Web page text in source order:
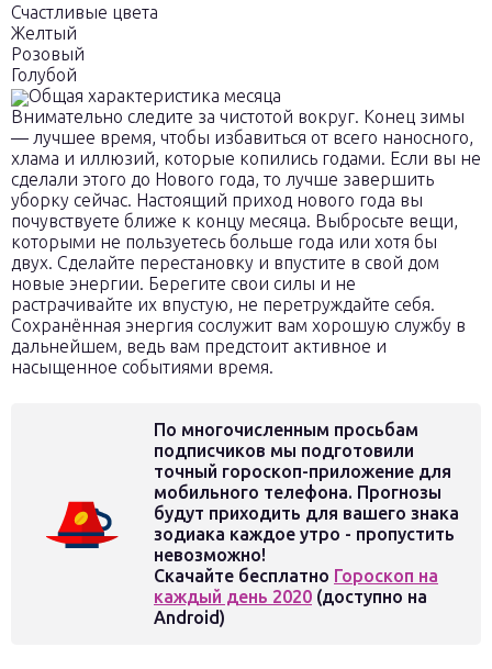
Счастливые цвета
Желтый
Розовый
Голубой
Общая характеристика месяца
Внимательно следите за чистотой вокруг. Конец зимы
— лучшее время, чтобы избавиться от всего наносного,
хлама и иллюзий, которые копились годами. Если вы не
сделали этого до Нового года, то лучше завершить
уборку сейчас. Настоящий приход нового года вы
почувствуете ближе к концу месяца. Выбросьте вещи,
которыми не пользуетесь больше года или хотя бы
двух. Сделайте перестановку и впустите в свой дом
новые энергии. Берегите свои силы и не
растрачивайте их впустую, не перетруждайте себя.
Сохранённая энергия сослужит вам хорошую службу в
дальнейшем, ведь вам предстоит активное и
насыщенное событиями время.
По многочисленным просьбам
подписчиков мы подготовили
точный гороскоп-приложение для
мобильного телефона. Прогнозы
будут приходить для вашего знака
зодиака каждое утро - пропустить
невозможно!
Скачайте бесплатно Гороскоп на
каждый день 2020 (доступно на
Android)